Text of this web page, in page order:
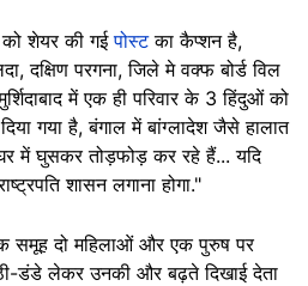
शेयर की गईपोस्टका कैप्शन है,
दक्षिण परगना, जिले मे वक्फ बोर्ड विल
में एक ही परिवार के 3 हिंदुओं को
गया है, बंगाल में बांग्लादेश जैसे हालात
में घुसकर तोड़फोड़ कर रहे हैं... यदि
शासन लगाना होगा."
समूह दो महिलाओं और एक पुरुष पर
डंडे लेकर उनकी और बढ़ते दिखाई देता